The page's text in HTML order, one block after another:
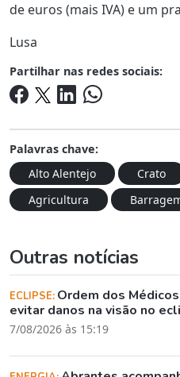
de euros (mais IVA) e um
Lusa
Partilhar nas redes sociais:
Palavras chave:
Alto Alentejo
Crato
Agricultura
Outras notícias
ECLIPSE: Ordem dos
evitar danos na visão no
7/08/2026 às 15:19